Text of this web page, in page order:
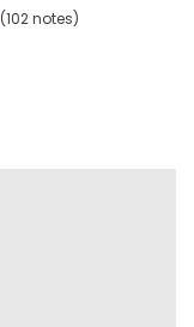
(102 notes)